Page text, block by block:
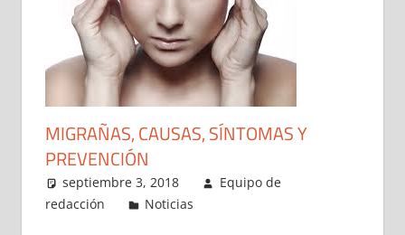
MIGRAÑAS, CAUSAS, SÍNTOMAS Y
PREVENCIÓN
septiembre 3, 2018
Equipo de
redacción
Noticias